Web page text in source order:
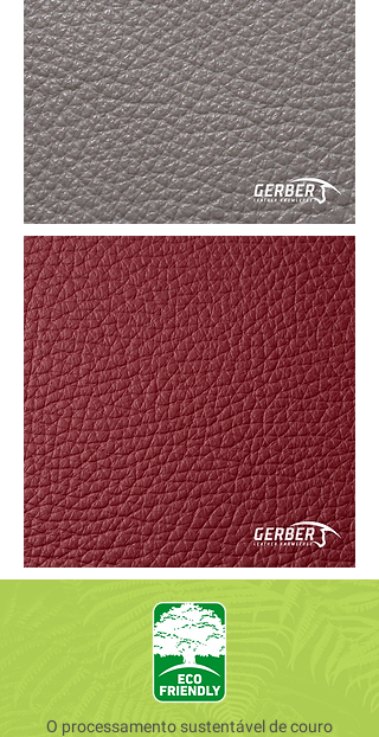
O processamento sustentável de couro